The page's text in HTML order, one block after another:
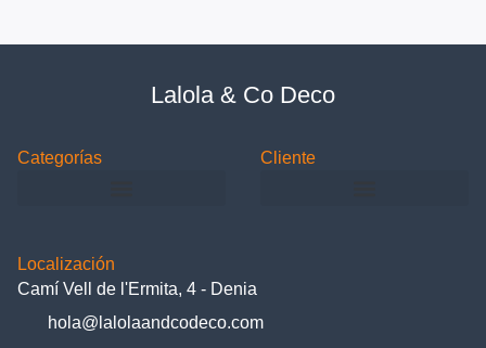
Lalola & Co Deco
Categorías Cliente
Localización
Camí Vell de l'Ermita, 4 - Denia
hola@lalolaandcodeco.com